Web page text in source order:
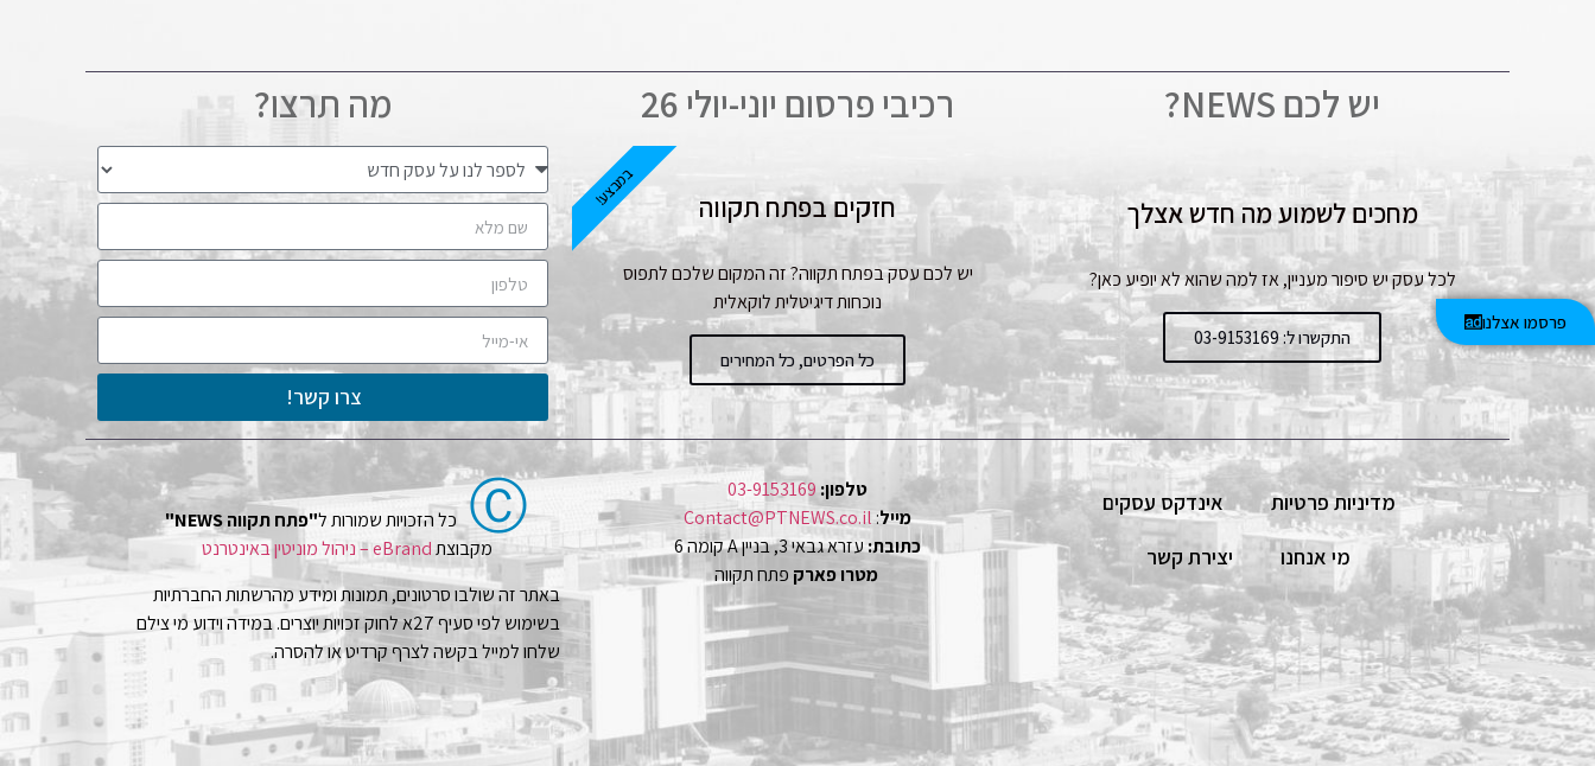
פרסמו אצלנו
יש לכם NEWS?
מחכים לשמוע מה חדש אצלך
לכל עסק יש סיפור מעניין, אז למה שהוא לא יופיע כאן?
התקשרו ל: 03-9153169
רכיבי פרסום יוני-יולי 26
חזקים בפתח תקווה
יש לכם עסק בפתח תקווה? זה המקום שלכם לתפוס
נוכחות דיגיטלית לוקאלית
כל הפרטים, כל המחירים
במבצע!
מה תרצו?
צרו קשר!
מדיניות פרטיות
אינדקס עסקים
מי אנחנו
יצירת קשר
טלפון:03-9153169
מייל:
Contact@PTNEWS.co.il
כתובת:עזרא גבאי 3, בניין A קומה 6
מטרו פארק פתח תקווה
Ⓒ כל הזכויות שמורות ל"פתח תקווה NEWS"
מקבוצתeBrand – ניהול מוניטין באינטרנט
באתר זה שולבו סרטונים, תמונות ומידע מהרשתות החברתיות
בשימוש לפי סעיף 27א לחוק זכויות יוצרים. במידה וידוע מי צילם
שלחו למייל בקשה לצרף קרדיט או להסרה.